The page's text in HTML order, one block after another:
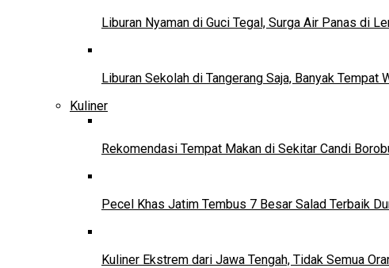
Liburan Nyaman di Guci Tegal, Surga Air Panas di
Liburan Sekolah di Tangerang Saja, Banyak Tempat
Kuliner
Rekomendasi Tempat Makan di Sekitar Candi
Pecel Khas Jatim Tembus 7 Besar Salad Terbaik
Kuliner Ekstrem dari Jawa Tengah, Tidak Semua